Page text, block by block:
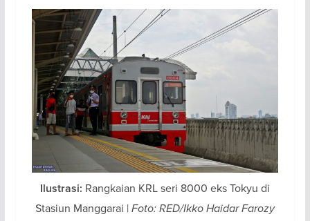
Ilustrasi: Rangkaian KRL seri 8000 eks Tokyu di
Stasiun Manggarai | Foto: RED/Ikko Haidar Farozy